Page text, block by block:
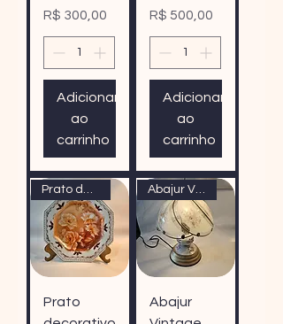
Preço
R$ 300,00
Adicionar
ao
carrinho
Preço
R$ 500,00
Adicionar
ao
carrinho
Prato
Abajur